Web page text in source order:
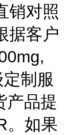
销对照
据客户
制服
产品提
。如果